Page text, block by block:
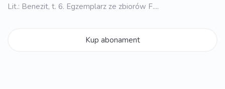
Lit.: Benezit, t. 6. Egzemplarz ze zbiorów F....
Kup abonament